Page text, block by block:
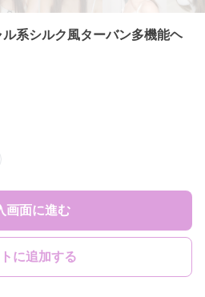
系シルク風ターバン多機能ヘ
画面に進む
に追加する